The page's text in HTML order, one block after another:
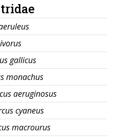
gallicus
monachus
aeruginosus
cyaneus
macrourus